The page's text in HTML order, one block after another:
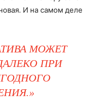
И на самом деле
МОЖЕТ
ПРИ